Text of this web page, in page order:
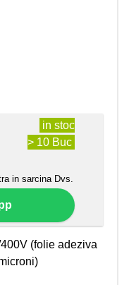
in stoc
> 10 Buc
in sarcina Dvs.
(folie adeziva